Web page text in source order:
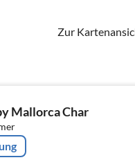
Zur
Mallorca Char